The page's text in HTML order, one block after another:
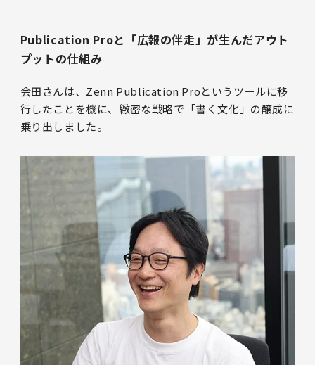
Publication Proと「広報の伴走」が生んだアウト
プットの仕組み
会田さんは、Zenn Publication Proというツールに移
行したことを機に、緻密な戦略で「書く文化」の醸成に
乗り出しました。